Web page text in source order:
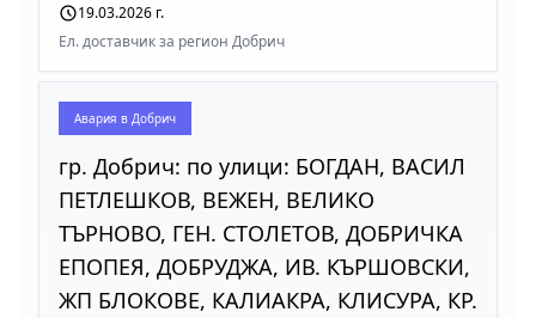
19.03.2026 г.
Ел. доставчик за регион Добрич
Авария в Добрич
гр. Добрич: по улици: БОГДАН, ВАСИЛ
ПЕТЛЕШКОВ, ВЕЖЕН, ВЕЛИКО
ТЪРНОВО, ГЕН. СТОЛЕТОВ, ДОБРИЧКА
ЕПОПЕЯ, ДОБРУДЖА, ИВ. КЪРШОВСКИ,
ЖП БЛОКОВЕ, КАЛИАКРА, КЛИСУРА, КР.